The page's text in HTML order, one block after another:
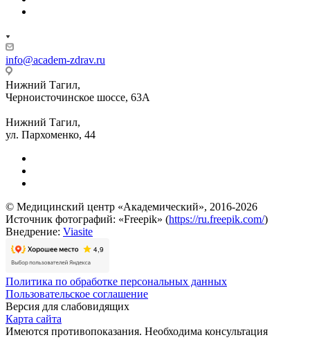
info@academ-zdrav.ru
Нижний Тагил,
Черноисточинское шоссе, 63А
Нижний Тагил,
ул. Пархоменко, 44
© Медицинский центр «Академический», 2016-2026
Источник фотографий: «Freepik» (https://ru.freepik.com/)
Внедрение: Viasite
Политика по обработке персональных данных
Пользовательское соглашение
Версия для слабовидящих
Карта сайта
Имеются противопоказания. Необходима консультация